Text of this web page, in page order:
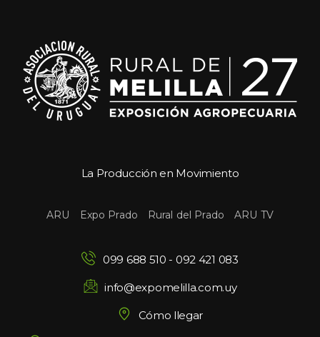
La Producción en Movimiento
ARU Expo Prado Rural del Prado ARU TV
099 688 510 - 092 421 083
info@expomelilla.com.uy
Cómo llegar